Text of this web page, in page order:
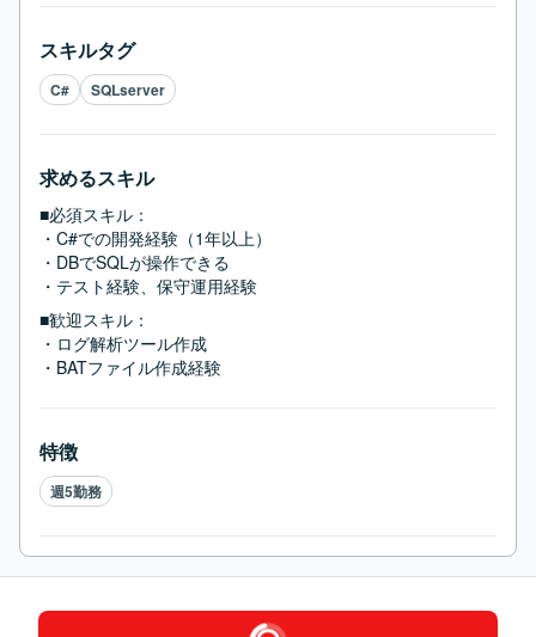
スキルタグ
C# SQLserver
求めるスキル
■必須スキル：
・C#での開発経験（1年以上）
・DBでSQLが操作できる
・テスト経験、保守運用経験
■歓迎スキル：
・ログ解析ツール作成
・BATファイル作成経験
特徴
週5勤務